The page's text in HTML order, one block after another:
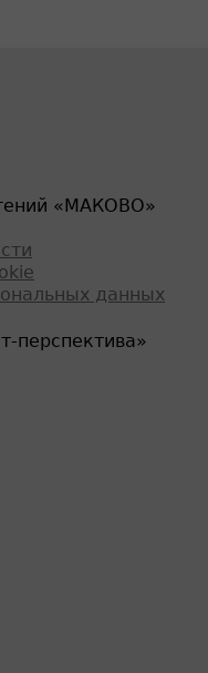
«МАКОВО»
данных
перспектива»